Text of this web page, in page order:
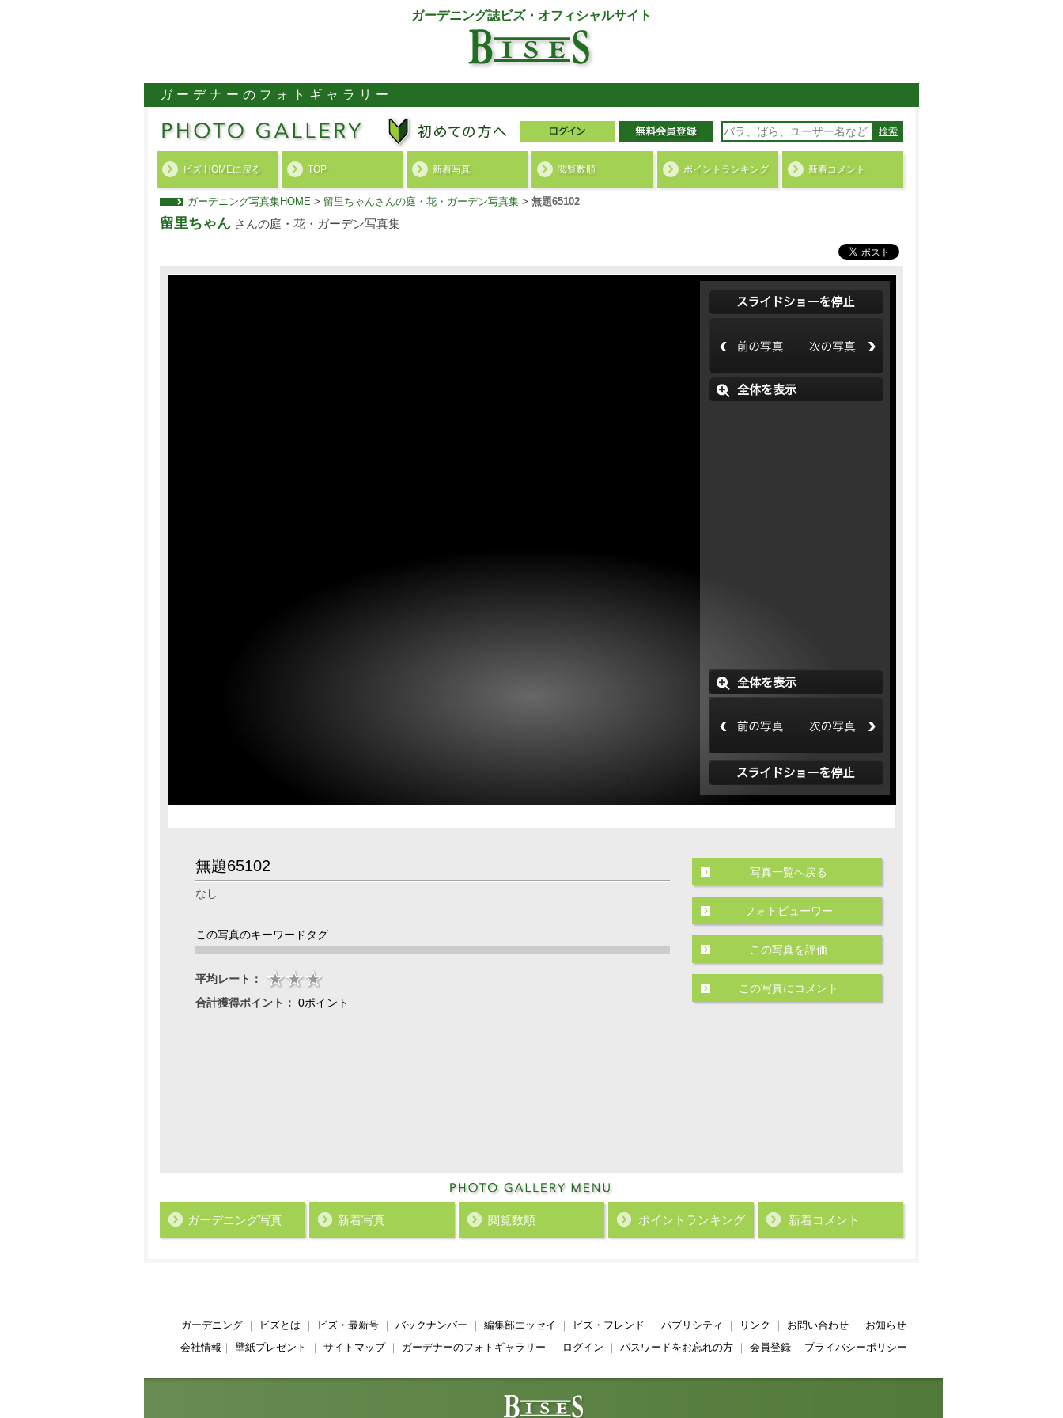
ガーデニング誌ビズ・オフィシャルサイト
ガーデナーのフォトギャラリー
検索
ビズ HOMEに戻る TOP 新着写真 閲覧数順 ポイント ランキング 新着コメント
ガーデニング写真集HOME > 留里ちゃんさんの庭・花・ガーデン写真集 > 無題65102
留里ちゃん さんの庭・花・ガーデン写真集
無題65102
なし
この写真のキーワードタグ
平均レート：
合計獲得ポイント： 0ポイント
写真一覧へ戻る
フォトビューワー
この写真を評価
この写真にコメント
ガーデニング写真 新着写真 閲覧数順 ポイント ランキング 新着コメント
ガーデニング｜ ビズとは ビズ・最新号｜ バックナンバー 編集部エッセイ ビズ・フレンド パブリシティ リンク お問い合わせ｜ お知らせ
会社情報
壁紙プレゼント サイトマップ｜ ガーデナーのフォトギャラリー ログイン パスワードをお忘れの方｜ 会員登録｜ プライバシーポリシー